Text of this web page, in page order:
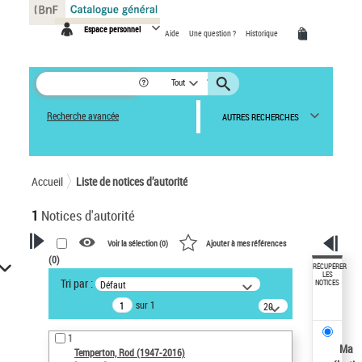
Espace personnel Aide Une question ? Historique
Tout
Recherche avancée AUTRES RECHERCHES
Accueil Liste de notices d’autorité
1 Notices d'autorité
VOTRE RECHERCHE
Recherche avancée dans les
notices d’autorité
Œuvres liées à l'auteur :
Temperton, Rod (1947-2016)
Voir la sélection (0) Ajouter à mes références
(0)
Tri par : Défaut
sur 1
20
résultats/page
1
Temperton, Rod (1947-2016)
RÉCUPÉRER
LES
NOTICES
Ma
Panneau de gestion des cookies